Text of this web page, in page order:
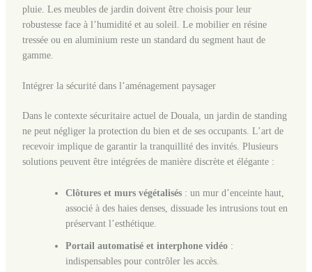
pluie. Les meubles de jardin doivent être choisis pour leur
robustesse face à l’humidité et au soleil. Le mobilier en résine
tressée ou en aluminium reste un standard du segment haut de
gamme.
Intégrer la sécurité dans l’aménagement paysager
Dans le contexte sécuritaire actuel de Douala, un jardin de standing
ne peut négliger la protection du bien et de ses occupants. L’art de
recevoir implique de garantir la tranquillité des invités. Plusieurs
solutions peuvent être intégrées de manière discrète et élégante :
Clôtures et murs végétalisés: un mur d’enceinte haut,
associé à des haies denses, dissuade les intrusions tout en
préservant l’esthétique.
Portail automatisé et interphone vidéo:
indispensables pour contrôler les accès.